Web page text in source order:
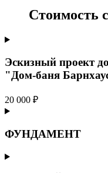
Стоимость
Эскизный проект
"Дом-баня
20 000 ₽
ФУНДАМЕНТ